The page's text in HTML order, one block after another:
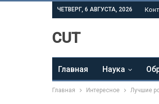
ЧЕТВЕРГ, 6 АВГУСТА, 2026
CUT
Главная Наука
Главная Интересное Лучшие